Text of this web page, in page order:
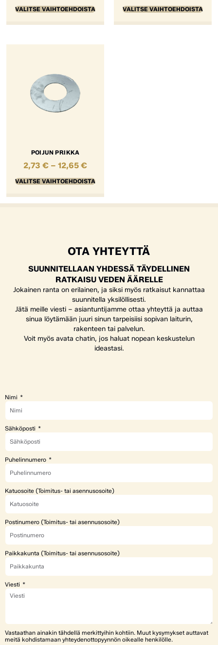
VALITSE VAIHTOEHDOISTA VALITSE VAIHTOEHDOISTA
POIJUN PRIKKA
2,73€ – 12,65€
VALITSE VAIHTOEHDOISTA
OTA YHTEYTTÄ
SUUNNITELLAAN YHDESSÄ TÄYDELLINEN
RATKAISU VEDEN ÄÄRELLE
Jokainen ranta on erilainen, ja siksi myös ratkaisut kannattaa
suunnitella yksilöllisesti.
Jätä meille viesti – asiantuntijamme ottaa yhteyttä ja auttaa
sinua löytämään juuri sinun tarpeisiisi sopivan laiturin,
rakenteen tai palvelun.
Voit myös avata chatin, jos haluat nopean keskustelun
ideastasi.
Nimi
Sähköposti
Puhelinnumero
Katuosoite (Toimitus- tai asennusosoite)
Postinumero (Toimitus- tai asennusosoite)
Paikkakunta (Toimitus- tai asennusosoite)
Viesti
Vastaathan ainakin tähdellä merkittyihin kohtiin. Muut kysymykset auttavat
meitä kohdistamaan yhteydenottopyynnön oikealle henkilölle.